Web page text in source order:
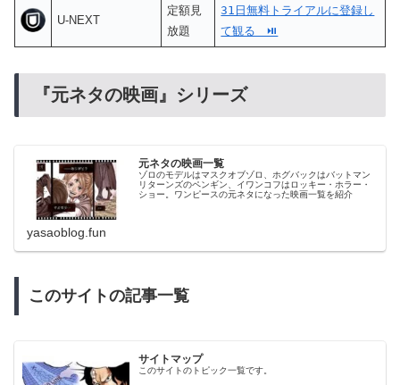
U-NEXT
定額見
放題
31日無料トライアルに登録し
て観る ⏯
『元ネタの映画』シリーズ
元ネタの映画一覧
ゾロのモデルはマスクオブゾロ、ホグバックはバットマン
リターンズのペンギン、イワンコフはロッキー・ホラー・
ショー。ワンピースの元ネタになった映画一覧を紹介
yasaoblog.fun
このサイトの記事一覧
サイトマップ
このサイトのトピック一覧です。